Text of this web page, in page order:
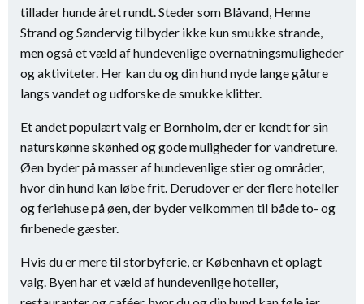
tillader hunde året rundt. Steder som Blåvand, Henne
Strand og Søndervig tilbyder ikke kun smukke strande,
men også et væld af hundevenlige overnatningsmuligheder
og aktiviteter. Her kan du og din hund nyde lange gåture
langs vandet og udforske de smukke klitter.
Et andet populært valg er Bornholm, der er kendt for sin
naturskønne skønhed og gode muligheder for vandreture.
Øen byder på masser af hundevenlige stier og områder,
hvor din hund kan løbe frit. Derudover er der flere hoteller
og feriehuse på øen, der byder velkommen til både to- og
firbenede gæster.
Hvis du er mere til storbyferie, er København et oplagt
valg. Byen har et væld af hundevenlige hoteller,